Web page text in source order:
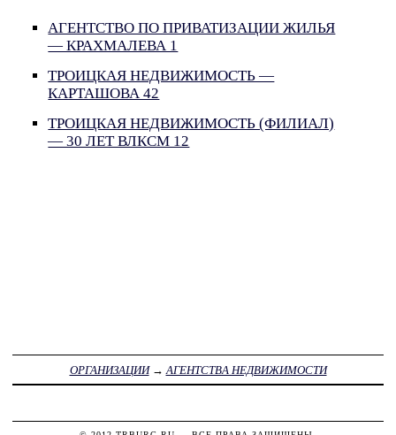
АГЕНТСТВО ПО ПРИВАТИЗАЦИИ ЖИЛЬЯ
— КРАХМАЛЕВА 1
ТРОИЦКАЯ НЕДВИЖИМОСТЬ —
КАРТАШОВА 42
ТРОИЦКАЯ НЕДВИЖИМОСТЬ (ФИЛИАЛ)
— 30 ЛЕТ ВЛКСМ 12
ОРГАНИЗАЦИИ→ АГЕНТСТВА НЕДВИЖИМОСТИ